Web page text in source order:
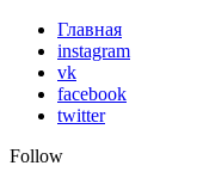
Skip
content
Главная
instagram
vk
facebook
twitter
Follow